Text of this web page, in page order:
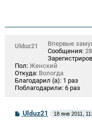
Ulduz21
Впервые
Сообщения:
Пол: Женский
Откуда: Вологда
Благодарил (а): 1 раз
Поблагодарили: 6 раз
С
о
Ulduz21 18 янв 2011,